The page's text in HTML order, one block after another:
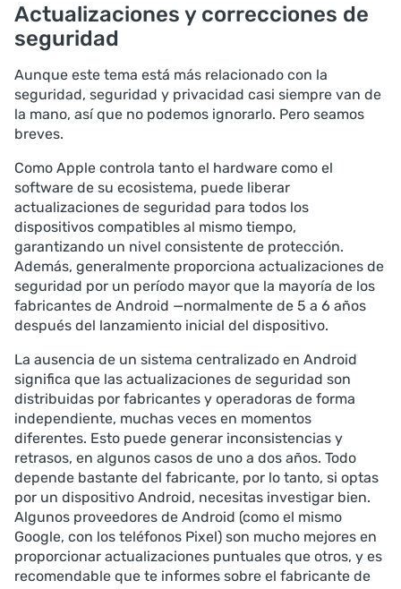
Actualizaciones y correcciones de
seguridad
Aunque este tema está más relacionado con la
seguridad, seguridad y privacidad casi siempre van de
la mano, así que no podemos ignorarlo. Pero seamos
breves.
Como Apple controla tanto el hardware como el
software de su ecosistema, puede liberar
actualizaciones de seguridad para todos los
dispositivos compatibles al mismo tiempo,
garantizando un nivel consistente de protección.
Además, generalmente proporciona actualizaciones de
seguridad por un período mayor que la mayoría de los
fabricantes de Android —normalmente de 5 a 6 años
después del lanzamiento inicial del dispositivo.
La ausencia de un sistema centralizado en Android
significa que las actualizaciones de seguridad son
distribuidas por fabricantes y operadoras de forma
independiente, muchas veces en momentos
diferentes. Esto puede generar inconsistencias y
retrasos, en algunos casos de uno a dos años. Todo
depende bastante del fabricante, por lo tanto, si optas
por un dispositivo Android, necesitas investigar bien.
Algunos proveedores de Android (como el mismo
Google, con los teléfonos Pixel) son mucho mejores en
proporcionar actualizaciones puntuales que otros, y es
recomendable que te informes sobre el fabricante de